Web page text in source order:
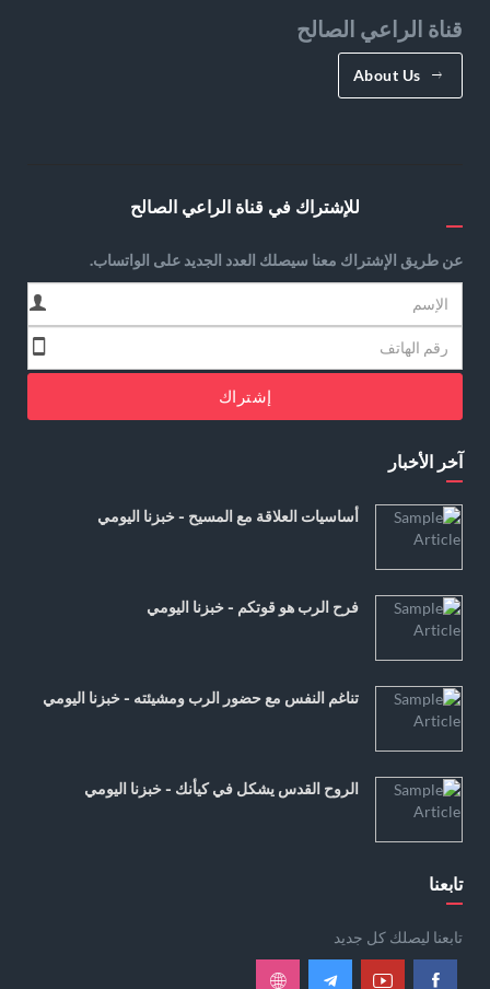
قناة الراعي الصالح
About Us
للإشتراك في قناة الراعي الصالح
عن طريق الإشتراك معنا سيصلك العدد الجديد على الواتساب.
إشتراك
آخر الأخبار
أساسيات العلاقة مع المسيح - خبزنا اليومي
فرح الرب هو قوتكم - خبزنا اليومي
تناغم النفس مع حضور الرب ومشيئته - خبزنا اليومي
الروح القدس يشكل في كيأنك - خبزنا اليومي
تابعنا
تابعنا ليصلك كل جديد